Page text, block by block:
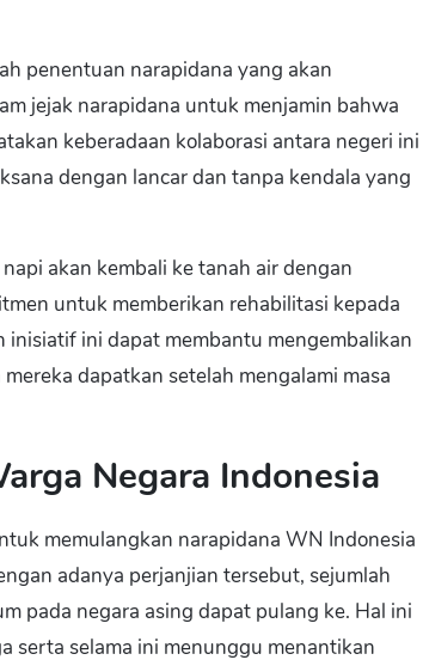
penentuan narapidana yang akan
jejak narapidana untuk menjamin bahwa
keberadaan kolaborasi antara negeri ini
dengan lancar dan tanpa kendala yang
akan kembali ke tanah air dengan
untuk memberikan rehabilitasi kepada
inisiatif ini dapat membantu mengembalikan
dapatkan setelah mengalami masa
Negara Indonesia
memulangkan narapidana WN Indonesia
adanya perjanjian tersebut, sejumlah
pada negara asing dapat pulang ke. Hal ini
serta selama ini menunggu menantikan